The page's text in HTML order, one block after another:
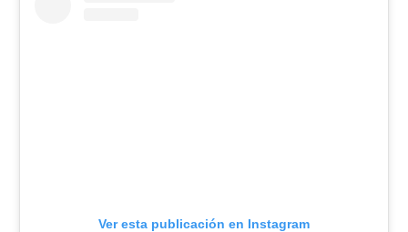
Ver esta publicación en Instagram